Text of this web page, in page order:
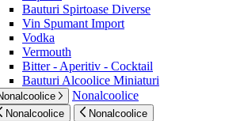
Bauturi Spirtoase Diverse
Vin Spumant Import
Vodka
Vermouth
Bitter - Aperitiv - Cocktail
Bauturi Alcoolice Miniaturi
Nonalcoolice
Nonalcoolice Nonalcoolice